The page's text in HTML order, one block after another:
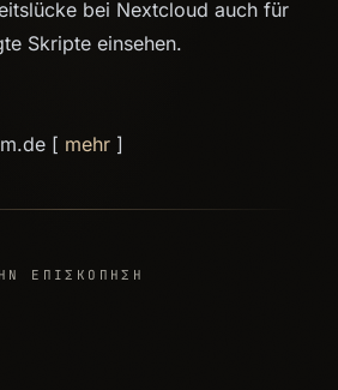
bei Nextcloud auch für
Skripte einsehen.
[ mehr ]
ΕΠΙΣΚΌΠΗΣΗ